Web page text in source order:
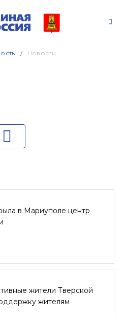
Новости
в Мариуполе центр
жители Тверской
жителям